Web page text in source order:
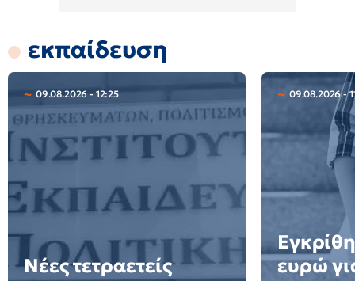
εκπαίδευση
09.08.2026 - 12:25
Νέες τετραετείς
09.08.2026 -
ευρώ